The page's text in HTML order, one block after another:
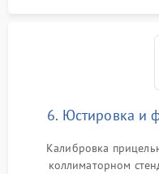
6. Юстировка и
Калибровка
коллиматорном